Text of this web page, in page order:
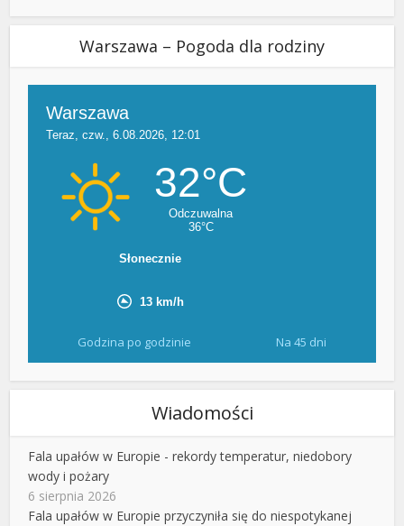
Warszawa – Pogoda dla rodziny
Godzina po godzinie Na 45 dni
Wiadomości
Fala upałów w Europie - rekordy temperatur, niedobory
wody i pożary
6 sierpnia 2026
Fala upałów w Europie przyczyniła się do niespotykanej